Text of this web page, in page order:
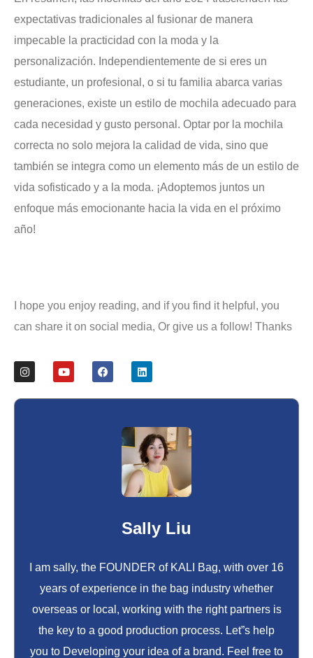
expectativas tradicionales al fusionar de manera
impecable la practicidad con la moda y la
personalización. Independientemente de si eres un
estudiante, un profesional, o si tu familia abarca varias
generaciones, existe un estilo de mochila adecuado para
cada necesidad y gusto personal. Optar por la mochila
correcta no solo mejora la calidad de vida, sino que
también se integra como un elemento más de un estilo de
vida sofisticado y a la moda. ¡Adoptemos juntos un
enfoque más emocionante hacia la vida en el próximo
año!
I hope you enjoy reading, and if you find it helpful, you
can share it on social media, Or give us a follow! Thanks
Sally Liu
I am sally, the FOUNDER of KALI Bag, with over 16
years of experience in the bag industry whether
overseas or local, working with the right partners is
the key to a good production process. Let”s help
you to Developing your idea of a brand. Feel free to